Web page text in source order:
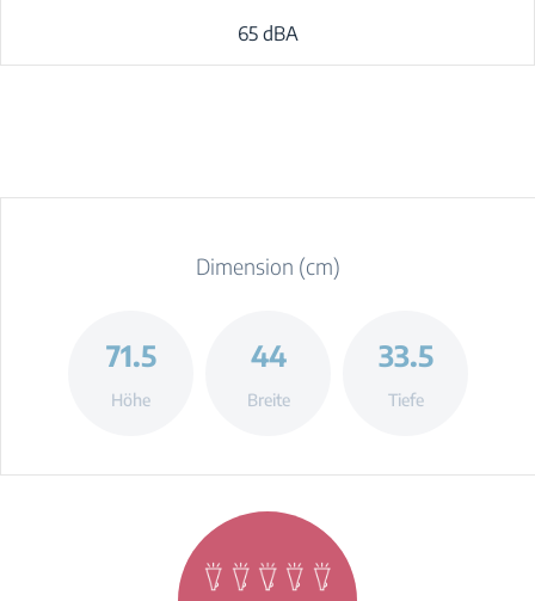
65 dBA
Dimension (cm)
71.5
Höhe
44
Breite
33.5
Tiefe